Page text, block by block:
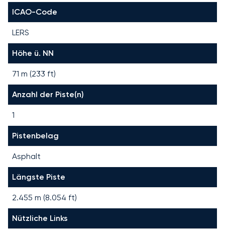
ICAO-Code
LERS
Höhe ü. NN
71 m (233 ft)
Anzahl der Piste(n)
1
Pistenbelag
Asphalt
Längste Piste
2.455 m (8.054 ft)
Nützliche Links